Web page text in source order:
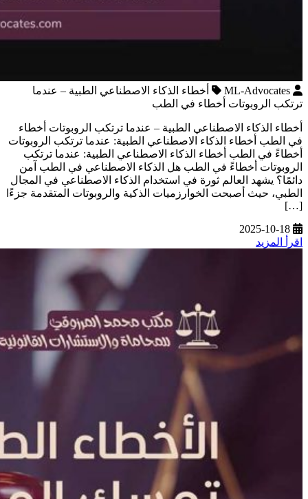
ML-Advocates
أخطاء الذكاء الاصطناعي الطبية – عندما
ترتكب الروبوتات أخطاء في الطب
أخطاء الذكاء الاصطناعي الطبية – عندما ترتكب الروبوتات أخطاء
في الطب أخطاء الذكاء الاصطناعي الطبية: عندما ترتكب الروبوتات
أخطاءً في الطب أخطاء الذكاء الاصطناعي الطبية: عندما ترتكب
الروبوتات أخطاءً في الطب هل الذكاء الاصطناعي في الطب آمن
دائمًا؟ يشهد العالم ثورة في استخدام الذكاء الاصطناعي في المجال
الطبي، حيث أصبحت الخوارزميات الذكية والروبوتات المتقدمة جزءًا
[…]
2025-10-18
اقرأ المزيد